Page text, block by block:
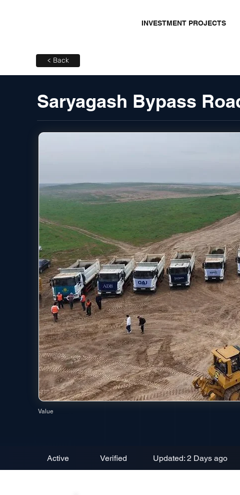
INVESTMENT PROJECTS
< Back
Saryagash Bypass
Value
Active Verified Updated: 2 Days ago